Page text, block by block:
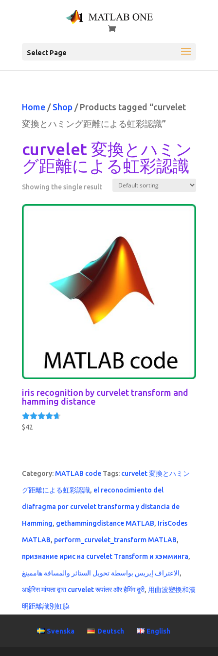
Select Page
Home/ Shop/ Products tagged “curvelet
変換とハミング距離による虹彩認識”
curvelet 変換とハミン
グ距離による虹彩認識
Showing the single result
iris recognition by curvelet transform and
hamming distance
Rated
$42
Category: MATLAB code Tags: curvelet 変換とハミン
グ距離による虹彩認識, el reconocimiento del
diafragma por curvelet transforma y distancia de
Hamming, gethammingdistance MATLAB, IrisCodes
MATLAB, perform_curvelet_transform MATLAB,
признание ирис на curvelet Transform и хэмминга,
الاعتراف إيريس بواسطة تحويل الستائر والمسافة هاممينغ,
आईरिस मांयता द्वारा curvelet रूपांतर और हैमिंग दूरी, 用曲波變換和漢
明距離識別虹膜
Svenska Deutsch English